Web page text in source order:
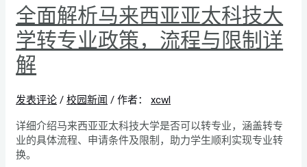
全面解析马来西亚亚太科技大
学转专业政策，流程与限制详
解
发表评论 /校园新闻 / 作者： xcwl
详细介绍马来西亚亚太科技大学是否可以转专业，涵盖转专
业的具体流程、申请条件及限制，助力学生顺利实现专业转
换。